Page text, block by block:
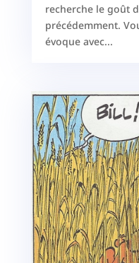
recherche le goût
précédemment.
évoque avec...